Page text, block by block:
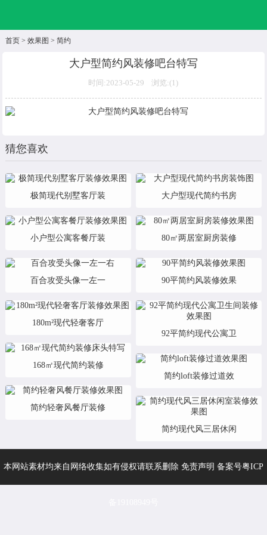
首页> 效果图 > 简约
大户型简约风装修吧台特写
时间:2023-05-29 浏览:(1)
猜您喜欢
极简现代别墅客厅装
小户型公寓客餐厅装
百合攻受头像一左一
180m²现代轻奢客厅
168㎡现代简约装修
简约轻奢风餐厅装修
大户型现代简约书房
80㎡两居室厨房装修
90平简约风装修效果
92平简约现代公寓卫
简约loft装修过道效
简约现代风三居休闲
本网站素材均来自网络收集如有侵权请联系删除 免责声明 备案号粤ICP